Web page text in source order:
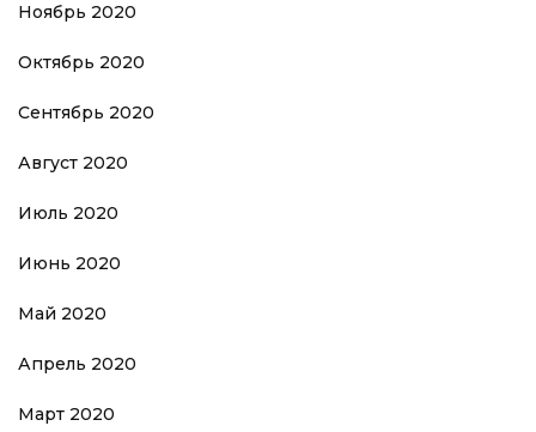
Ноябрь 2020
Октябрь 2020
Сентябрь 2020
Август 2020
Июль 2020
Июнь 2020
Май 2020
Апрель 2020
Март 2020